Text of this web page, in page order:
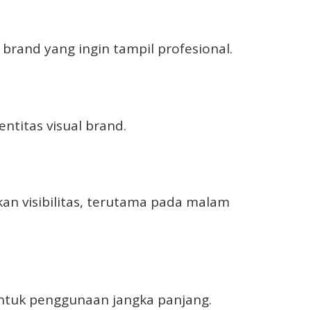
yang ingin tampil profesional.
visual brand.
visibilitas, terutama pada malam
penggunaan jangka panjang.